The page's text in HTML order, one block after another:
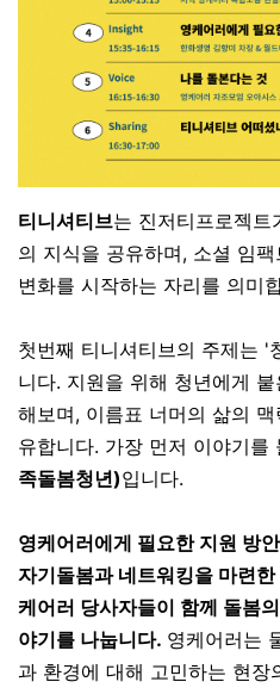
티니셔티브는 진저티프로젝
의 지식을 공유하며, 소셜 임
변화를 시작하는 자리를 의미
첫번째 티니셔티브의 주제는 '
니다. 지원을 위해 청년에게
해보며, 이름표 너머의 삶의
유합니다. 가장 먼저 이야기를
족돌봄청년)입니다.
영케어러에게 필요한 지원 방
자기돌봄과 네트워킹을 마련
케어러 당사자들이 함께 돌봄
야기를 나눕니다. 영케어러는
과 환경에 대해 고민하는 현장